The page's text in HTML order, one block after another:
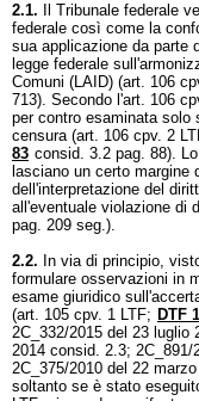
2.1. Il Tribunale federale
federale così come la
sua applicazione da parte
legge federale
Comuni (LAID) (art. 106
713). Secondo l'art. 106
per contro esaminata solo
censura (art. 106 cpv. 2
83 consid. 3.2 pag. 88).
lasciano un certo
dell'interpretazione del
all'eventuale violazione di
pag. 209 seg.).
2.2. In via di principio,
formulare osservazioni in
esame giuridico
(art. 105 cpv. 1 LTF; DTF
2C_332/2015 del 23 luglio
2014 consid. 2.3;
2C_375/2010 del 22
soltanto se è stato